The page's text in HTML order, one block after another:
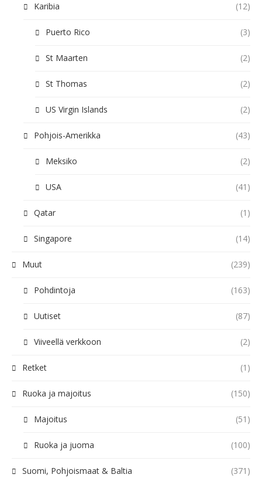
Karibia (12)
Puerto Rico (3)
St Maarten (2)
St Thomas (2)
US Virgin Islands (2)
Pohjois-Amerikka (43)
Meksiko (2)
USA (41)
Qatar (1)
Singapore (14)
Muut (239)
Pohdintoja (163)
Uutiset (87)
Viiveellä verkkoon (2)
Retket (1)
Ruoka ja majoitus (150)
Majoitus (51)
Ruoka ja juoma (100)
Suomi, Pohjoismaat & Baltia (371)